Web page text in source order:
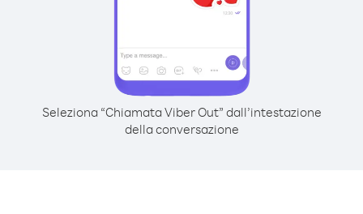
Seleziona “Chiamata Viber Out” dall’intestazione
della conversazione